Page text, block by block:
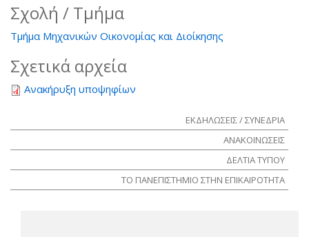
Σχολή / Τμήμα
Τμήμα Μηχανικών Οικονομίας και Διοίκησης
Σχετικά αρχεία
Ανακήρυξη υποψηφίων
ΕΚΔΗΛΩΣΕΙΣ / ΣΥΝΕΔΡΙΑ
ΑΝΑΚΟΙΝΩΣΕΙΣ
ΔΕΛΤΙΑ ΤΥΠΟΥ
ΤΟ ΠΑΝΕΠΙΣΤΗΜΙΟ ΣΤΗΝ ΕΠΙΚΑΙΡΟΤΗΤΑ